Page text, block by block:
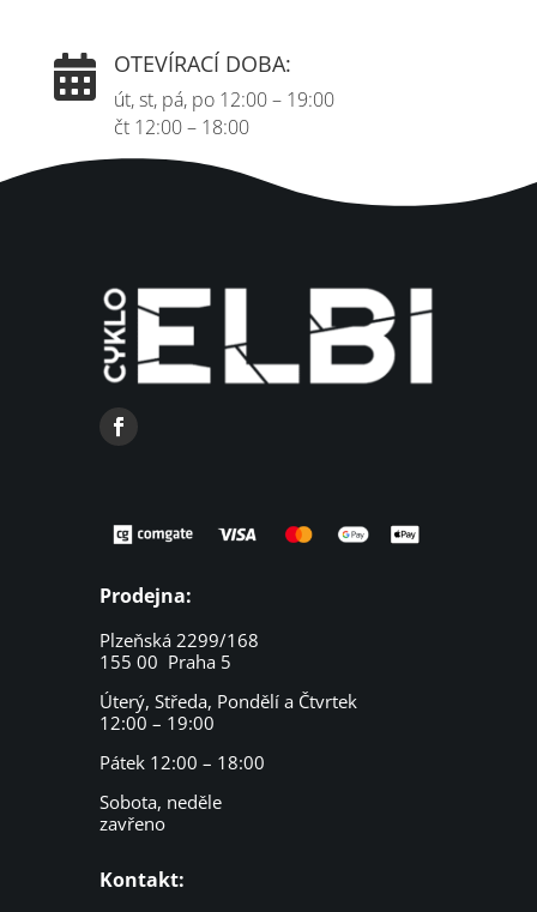
 OTEVÍRACÍ DOBA:
út, st, pá, po 12:00 – 19:00
čt 12:00 – 18:00
Prodejna:
Plzeňská 2299/168
155 00 Praha 5
Úterý, Středa, Pondělí a Čtvrtek
12:00 – 19:00
Pátek 12:00 – 18:00
Sobota, neděle
zavřeno
Kontakt: